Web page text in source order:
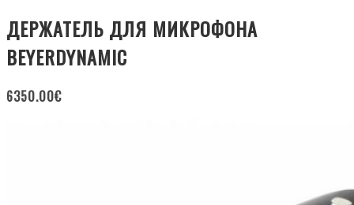
ДЕРЖАТЕЛЬ ДЛЯ МИКРОФОНА
BEYERDYNAMIC
6350.00€